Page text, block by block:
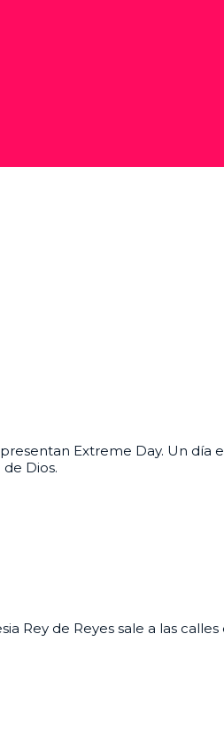
Extreme Day. Un día
Dios.
Rey de Reyes sale a las